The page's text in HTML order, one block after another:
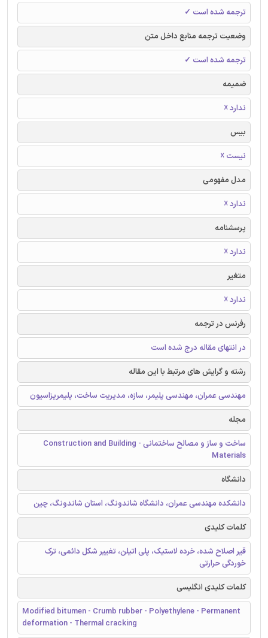
ترجمه شده است ✓
وضعیت ترجمه منابع داخل متن
ترجمه شده است ✓
ضمیمه
ندارد ☓
بیس
نیست ☓
مدل مفهومی
ندارد ☓
پرسشنامه
ندارد ☓
متغیر
ندارد ☓
رفرنس در ترجمه
در انتهای مقاله درج شده است
رشته و گرایش های مرتبط با این مقاله
مهندسی عمران، مهندسی پلیمر، سازه، مدیریت ساخت، پلیمریزاسیون
مجله
ساخت و ساز و مصالح ساختمانی - Construction and Building
Materials
دانشگاه
دانشکده مهندسی عمران، دانشگاه شاندونگ، استان شاندونگ، چین
کلمات کلیدی
قیر اصلاح شده، خرده لاستیک، پلی اتیلن، تغییر شکل دائمی، ترک
خوردگی حرارتی
کلمات کلیدی انگلیسی
Modified bitumen - Crumb rubber - Polyethylene - Permanent
deformation - Thermal cracking